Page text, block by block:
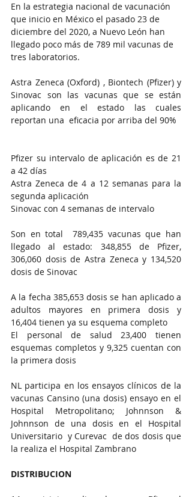
En la estrategia nacional de vacunación
que inicio en México el pasado 23 de
diciembre del 2020, a Nuevo León han
llegado poco más de 789 mil vacunas de
tres laboratorios.
Astra Zeneca (Oxford) , Biontech (Pfizer) y
Sinovac son las vacunas que se están
aplicando en el estado las cuales
reportan una  eficacia por arriba del 90%
Pfizer su intervalo de aplicación es de 21
a 42 días
Astra Zeneca de 4 a 12 semanas para la
segunda aplicación
Sinovac con 4 semanas de intervalo
Son en total  789,435 vacunas que han
llegado al estado: 348,855 de Pfizer,
306,060 dosis de Astra Zeneca y 134,520
dosis de Sinovac
A la fecha 385,653 dosis se han aplicado a
adultos mayores en primera dosis y
16,404 tienen ya su esquema completo
El personal de salud 23,400 tienen
esquemas completos y 9,325 cuentan con
la primera dosis
NL participa en los ensayos clínicos de la
vacunas Cansino (una dosis) ensayo en el
Hospital Metropolitano; Johnnson &
Johnnson de una dosis en el Hospital
Universitario  y Curevac  de dos dosis que
la realiza el Hospital Zambrano
DISTRIBUCION